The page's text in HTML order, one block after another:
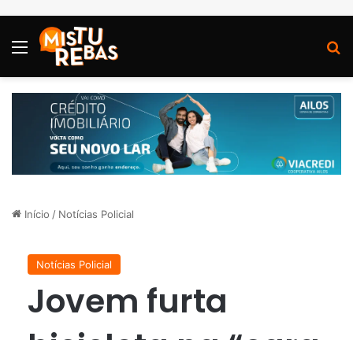
Menu
Início / Notícias Policial
Notícias Policial
Jovem furta